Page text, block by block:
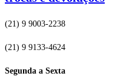
(21) 9 9003-2238
(21) 9 9133-4624
Segunda a Sexta